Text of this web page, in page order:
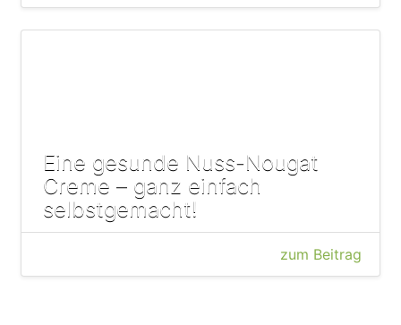
Eine gesunde Nuss-Nougat
Creme – ganz einfach
selbstgemacht!
zum Beitrag